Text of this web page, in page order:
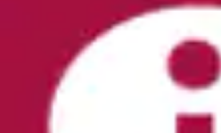
Aktueller Preisab55,99 €